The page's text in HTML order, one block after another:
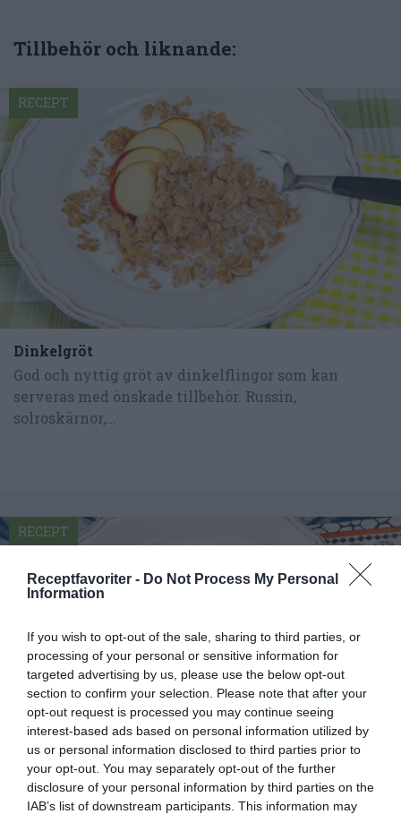
Receptfavoriter - Do Not Process My Personal
Information
If you wish to opt-out of the sale, sharing to third parties, or
processing of your personal or sensitive information for
targeted advertising by us, please use the below opt-out
section to confirm your selection. Please note that after your
opt-out request is processed you may continue seeing
interest-based ads based on personal information utilized by
us or personal information disclosed to third parties prior to
your opt-out. You may separately opt-out of the further
disclosure of your personal information by third parties on the
IAB’s list of downstream participants. This information may
Tillbehör och liknande:
Dinkelgröt
God och nyttig gröt av dinkelflingor som kan
serveras med önskade tillbehör. Russin,
solroskärnor,...
RECEPT
Bovetegröt
Bovetegröt - koka en glutenfri gröt av bovete .
RECEPT